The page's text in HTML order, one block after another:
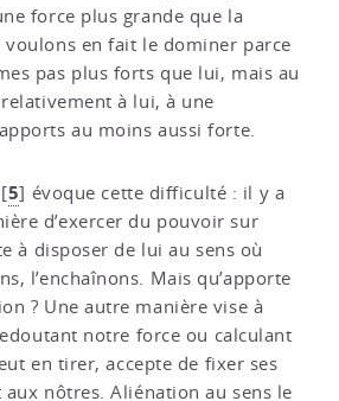
force plus grande que la
voulons en fait le dominer parce
pas plus forts que lui, mais au
à lui, à une
au moins aussi forte.
[5] évoque cette difficulté : il y a
d’exercer du pouvoir sur
à disposer de lui au sens où
l’enchaînons. Mais qu’apporte
? Une autre manière vise à
notre force ou calculant
en tirer, accepte de fixer ses
nôtres. Aliénation au sens le